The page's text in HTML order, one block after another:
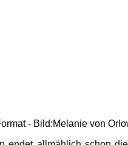
- Bild:Melanie von